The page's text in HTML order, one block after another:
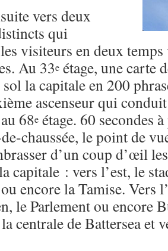
vers deux
qui
visiteurs en deux temps
Au 33e étage, une carte
la capitale en 200
ascenseur qui
68e étage. 60 secondes
chaussée, le point de
d’un coup d’œil
capitale : vers l’est, le
encore la Tamise. Vers
le Parlement ou encore
centrale de Battersea et